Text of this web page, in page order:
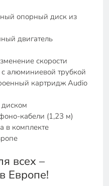
опорный диск из
двигатель
скорости
алюминиевой трубкой
картридж Audio
кабели (1,23 м)
в комплекте
всех –
Европе!